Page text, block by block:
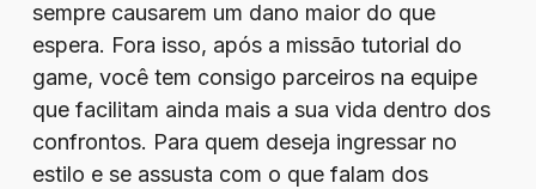
sempre causarem um dano maior do que
espera. Fora isso, após a missão tutorial do
game, você tem consigo parceiros na equipe
que facilitam ainda mais a sua vida dentro dos
confrontos. Para quem deseja ingressar no
estilo e se assusta com o que falam dos